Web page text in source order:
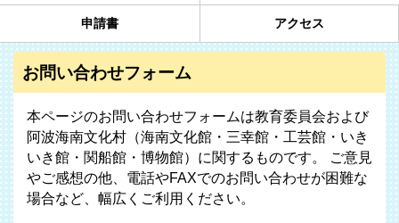
申請書 アクセス
お問い合わせフォーム
本ページのお問い合わせフォームは教育委員会および
阿波海南文化村（海南文化館・三幸館・工芸館・いき
いき館・関船館・博物館）に関するものです。 ご意見
やご感想の他、電話やFAXでのお問い合わせが困難な
場合など、幅広くご利用ください。